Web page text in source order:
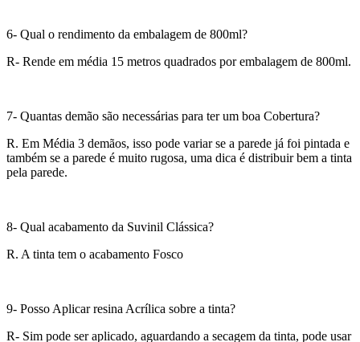
6- Qual o rendimento da embalagem de 800ml?
R- Rende em média 15 metros quadrados por embalagem de 800ml.
7- Quantas demão são necessárias para ter um boa Cobertura?
R. Em Média 3 demãos, isso pode variar se a parede já foi pintada e
também se a parede é muito rugosa, uma dica é distribuir bem a tinta
pela parede.
8- Qual acabamento da Suvinil Clássica?
R. A tinta tem o acabamento Fosco
9- Posso Aplicar resina Acrílica sobre a tinta?
R- Sim pode ser aplicado, aguardando a secagem da tinta, pode usar